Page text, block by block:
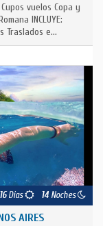
vuelos Copa y
INCLUYE:
Traslados e...
16Días 14 Noches
AIRES